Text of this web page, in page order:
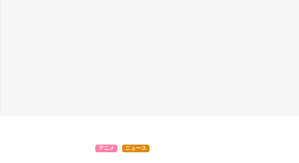
アニメ ニュース